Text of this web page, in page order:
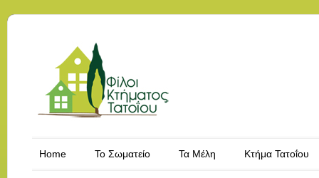
Home Το Σωματείο Τα Μέλη Κτήμα Τατοΐου